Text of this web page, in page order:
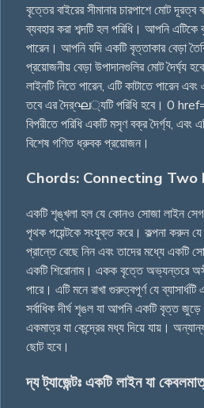
বৃত্তের বাইরের সীমানার চারপাশে মোট দূরত্ব
ব্যবহার করা শব্দটি হল পরিধি। আপনি এটিকে
পারেন। আপনি যদি একটি বৃত্তাকার বেড়া
প্রয়োজনীয় বেড়া উপাদানগুলির মোট দৈৰ্ঘ্য
লাইনটি নিতে পারেন, এটি কাটাতে পারেন
তবে এর দৈর্ഘ্যটি পরিধি হবে। 0 href="2
বিপরীতে পরিধি একটি মসৃণ বক্র দৈর্গ্য, এবং
বিশেষ গণিত ধ্রুবক প্রয়োজন।
Chords: Connecting Two
একটি শৃঙ্খলা হল যে কোনও সোজা লাইন
পৃথক পয়েন্টকে সংযুক্ত করে। কল্পনা করুন যে
প্রান্তে বেছে নিন এবং তাদের মধ্যে একটি
একটি শিরোনাম। একক বৃত্তে অভ্যন্তরে
পারে। এটি মনে রাখা গুরুত্বপূর্ণ যে
সর্বাধিক দীর্ঘ শৃঙল যা আপনি একটি বৃত্ত
একমাত্র যা কেন্দ্রের মধ্য দিয়ে যায়।
ছোট হবে।
দ্য ট্যাজেন্টঃ একটি লাইন যা